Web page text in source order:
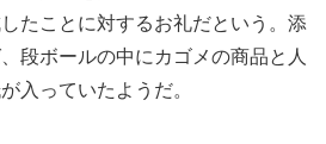
たことに対するお礼だという。添
段ボールの中にカゴメの商品と人
入っていたようだ。